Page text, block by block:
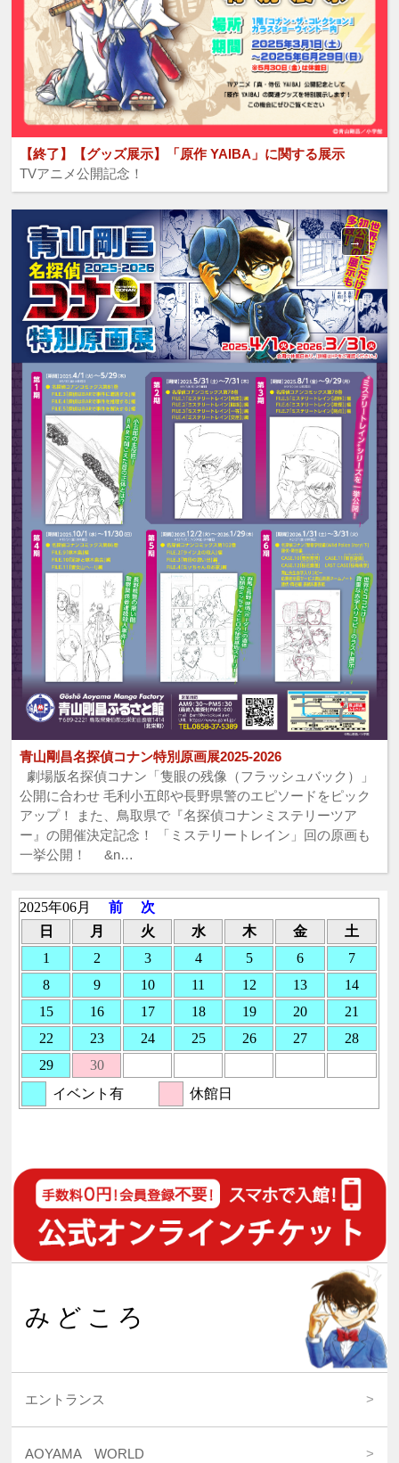
【終了】【グッズ展示】「原作 YAIBA」に関する展示
TVアニメ公開記念！
青山剛昌名探偵コナン特別原画展2025-2026
劇場版名探偵コナン「隻眼の残像（フラッシュバック）」
公開に合わせ 毛利小五郎や長野県警のエピソードをピック
アップ！ また、鳥取県で『名探偵コナンミステリーツア
ー』の開催決定記念！ 「ミステリートレイン」回の原画も
一挙公開！ &n…
みどころ
エントランス
AOYAMA WORLD